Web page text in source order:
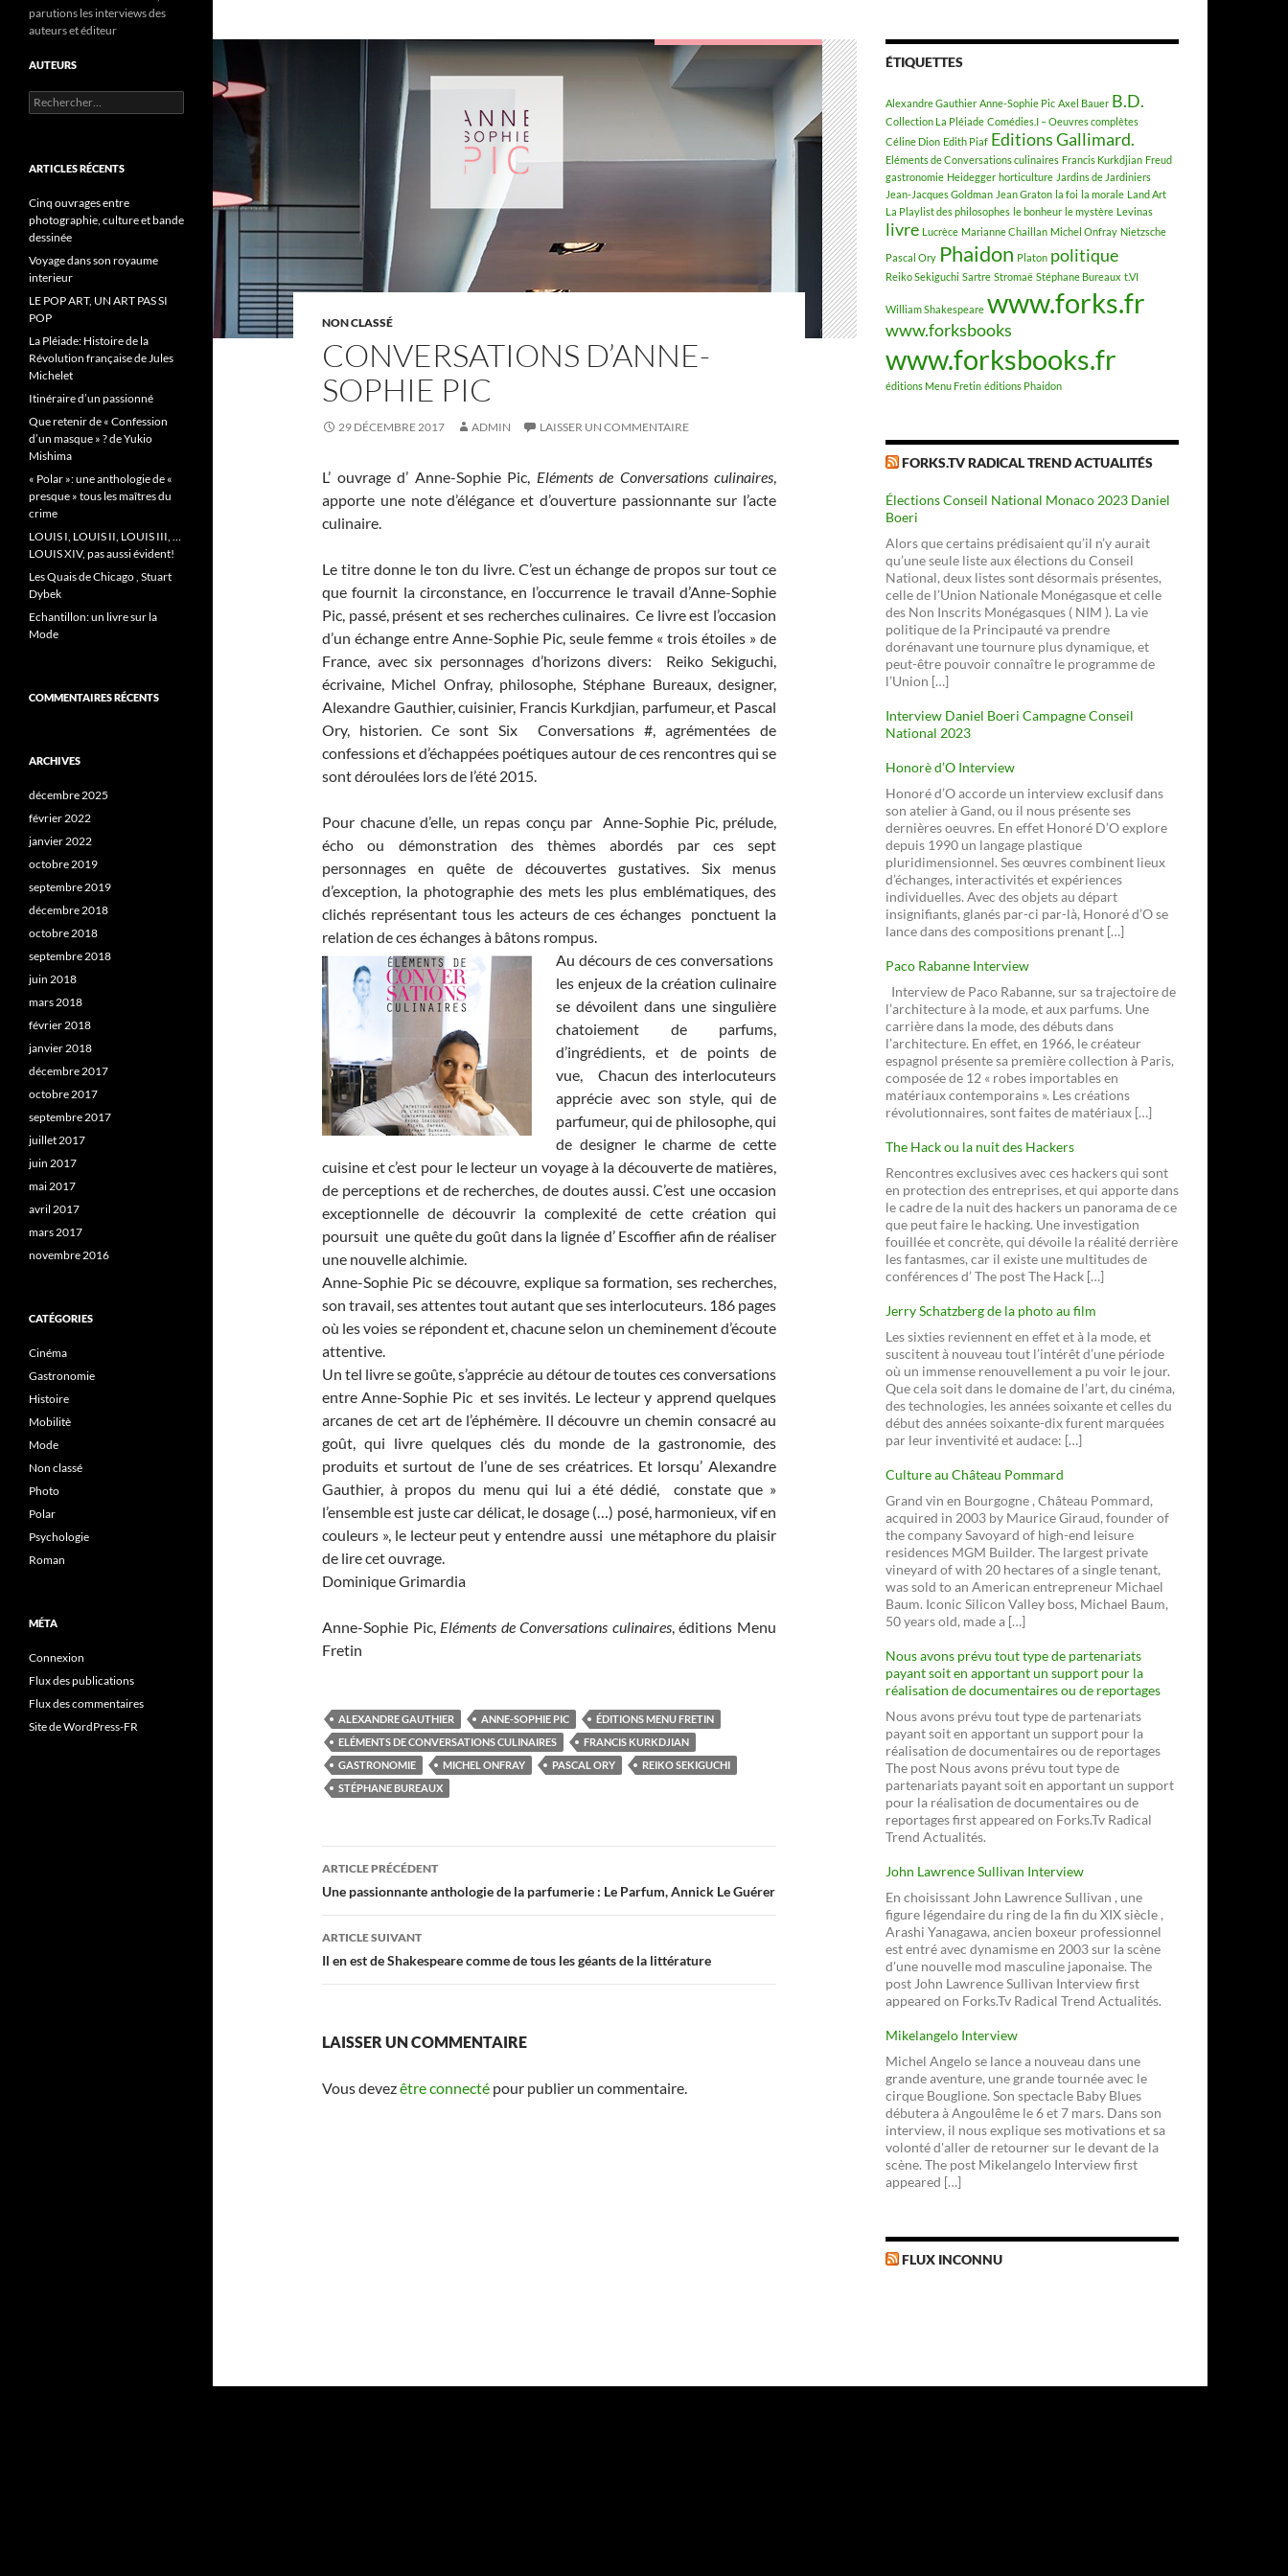
NON CLASSÉ
CONVERSATIONS D’ANNE-
SOPHIE PIC
29 DÉCEMBRE 2017 ADMIN LAISSER UN COMMENTAIRE
L’ ouvrage d’ Anne-Sophie Pic, Eléments de Conversations culinaires,
apporte une note d’élégance et d’ouverture passionnante sur l’acte
culinaire.
Le titre donne le ton du livre. C’est un échange de propos sur tout ce
que fournit la circonstance, en l’occurrence le travail d’Anne-Sophie
Pic, passé, présent et ses recherches culinaires. Ce livre est l’occasion
d’un échange entre Anne-Sophie Pic, seule femme « trois étoiles » de
France, avec six personnages d’horizons divers: Reiko Sekiguchi,
écrivaine, Michel Onfray, philosophe, Stéphane Bureaux, designer,
Alexandre Gauthier, cuisinier, Francis Kurkdjian, parfumeur, et Pascal
Ory, historien. Ce sont Six Conversations #, agrémentées de
confessions et d’échappées poétiques autour de ces rencontres qui se
sont déroulées lors de l’été 2015.
Pour chacune d’elle, un repas conçu par Anne-Sophie Pic, prélude,
écho ou démonstration des thèmes abordés par ces sept
personnages en quête de découvertes gustatives. Six menus
d’exception, la photographie des mets les plus emblématiques, des
clichés représentant tous les acteurs de ces échanges ponctuent la
relation de ces échanges à bâtons rompus.
Au décours de ces conversations
les enjeux de la création culinaire
se dévoilent dans une singulière
chatoiement de parfums,
d’ingrédients, et de points de
vue, Chacun des interlocuteurs
apprécie avec son style, qui de
parfumeur, qui de philosophe, qui
de designer le charme de cette
cuisine et c’est pour le lecteur un voyage à la découverte de matières,
de perceptions et de recherches, de doutes aussi. C’est une occasion
exceptionnelle de découvrir la complexité de cette création qui
poursuit une quête du goût dans la lignée d’ Escoffier afin de réaliser
une nouvelle alchimie.
Anne-Sophie Pic se découvre, explique sa formation, ses recherches,
son travail, ses attentes tout autant que ses interlocuteurs. 186 pages
où les voies se répondent et, chacune selon un cheminement d’écoute
attentive.
Un tel livre se goûte, s’apprécie au détour de toutes ces conversations
entre Anne-Sophie Pic et ses invités. Le lecteur y apprend quelques
arcanes de cet art de l’éphémère. Il découvre un chemin consacré au
goût, qui livre quelques clés du monde de la gastronomie, des
produits et surtout de l’une de ses créatrices. Et lorsqu’ Alexandre
Gauthier, à propos du menu qui lui a été dédié, constate que »
l’ensemble est juste car délicat, le dosage (…) posé, harmonieux, vif en
couleurs », le lecteur peut y entendre aussi une métaphore du plaisir
de lire cet ouvrage.
Dominique Grimardia
Anne-Sophie Pic, Eléments de Conversations culinaires, éditions Menu
Fretin
ALEXANDRE GAUTHIER ANNE-SOPHIE PIC
ÉDITIONS MENU FRETIN
ELÉMENTS DE CONVERSATIONS CULINAIRES
FRANCIS KURKDJIAN
GASTRONOMIE
MICHEL ONFRAY PASCAL ORY
REIKO SEKIGUCHI
STÉPHANE BUREAUX
Navigation
des
articles
ARTICLE PRÉCÉDENT
Une passionnante anthologie de la parfumerie : Le Parfum, Annick Le Guérer
ARTICLE SUIVANT
Il en est de Shakespeare comme de tous les géants de la littérature
LAISSER UN COMMENTAIRE
Vous devezêtre connecté pour publier un commentaire.
ÉTIQUETTES
Alexandre Gauthier Anne-Sophie Pic Axel Bauer B.D.
Collection La Pléiade Comédies.I – Oeuvres complètes
Céline Dion Edith Piaf Editions Gallimard.
Eléments de Conversations culinaires Francis Kurkdjian Freud
gastronomie Heidegger horticulture Jardins de Jardiniers
Jean-Jacques Goldman Jean Graton la foi la morale Land Art
La Playlist des philosophes le bonheur le mystère Levinas
livre Lucrèce Marianne Chaillan Michel Onfray Nietzsche
Pascal Ory Phaidon Platon politique
Reiko Sekiguchi Sartre Stromaë Stéphane Bureaux t.VI
William Shakespeare www.forks.fr
www.forksbooks
www.forksbooks.fr
éditions Menu Fretin éditions Phaidon
FORKS.TV RADICAL TREND ACTUALITÉS
Élections Conseil National Monaco 2023 Daniel
Boeri
Alors que certains prédisaient qu’il n’y aurait
qu’une seule liste aux élections du Conseil
National, deux listes sont désormais présentes,
celle de l’Union Nationale Monégasque et celle
des Non Inscrits Monégasques ( NIM ). La vie
politique de la Principauté va prendre
dorénavant une tournure plus dynamique, et
peut-être pouvoir connaître le programme de
l’Union […]
Interview Daniel Boeri Campagne Conseil
National 2023
Honorè d’O Interview
Honoré d’O accorde un interview exclusif dans
son atelier à Gand, ou il nous présente ses
dernières oeuvres. En effet Honoré D’O explore
depuis 1990 un langage plastique
pluridimensionnel. Ses œuvres combinent lieux
d’échanges, interactivités et expériences
individuelles. Avec des objets au départ
insignifiants, glanés par-ci par-là, Honoré d’O se
lance dans des compositions prenant […]
Paco Rabanne Interview
Interview de Paco Rabanne, sur sa trajectoire de
l’architecture à la mode, et aux parfums. Une
carrière dans la mode, des débuts dans
l’architecture. En effet, en 1966, le créateur
espagnol présente sa première collection à Paris,
composée de 12 « robes importables en
matériaux contemporains ». Les créations
révolutionnaires, sont faites de matériaux […]
The Hack ou la nuit des Hackers
Rencontres exclusives avec ces hackers qui sont
en protection des entreprises, et qui apporte dans
le cadre de la nuit des hackers un panorama de ce
que peut faire le hacking. Une investigation
fouillée et concrète, qui dévoile la réalité derrière
les fantasmes, car il existe une multitudes de
conférences d’ The post The Hack […]
Jerry Schatzberg de la photo au film
Les sixties reviennent en effet et à la mode, et
suscitent à nouveau tout l’intérêt d’une période
où un immense renouvellement a pu voir le jour.
Que cela soit dans le domaine de l’art, du cinéma,
des technologies, les années soixante et celles du
début des années soixante-dix furent marquées
par leur inventivité et audace: […]
Culture au Château Pommard
Grand vin en Bourgogne , Château Pommard,
acquired in 2003 by Maurice Giraud, founder of
the company Savoyard of high-end leisure
residences MGM Builder. The largest private
vineyard of with 20 hectares of a single tenant,
was sold to an American entrepreneur Michael
Baum. Iconic Silicon Valley boss, Michael Baum,
50 years old, made a […]
Nous avons prévu tout type de partenariats
payant soit en apportant un support pour la
réalisation de documentaires ou de reportages
Nous avons prévu tout type de partenariats
payant soit en apportant un support pour la
réalisation de documentaires ou de reportages
The post Nous avons prévu tout type de
partenariats payant soit en apportant un support
pour la réalisation de documentaires ou de
reportages first appeared on Forks.Tv Radical
Trend Actualités.
John Lawrence Sullivan Interview
En choisissant John Lawrence Sullivan , une
figure légendaire du ring de la fin du XIX siècle ,
Arashi Yanagawa, ancien boxeur professionnel
est entré avec dynamisme en 2003 sur la scène
d'une nouvelle mod masculine japonaise. The
post John Lawrence Sullivan Interview first
appeared on Forks.Tv Radical Trend Actualités.
Mikelangelo Interview
Michel Angelo se lance a nouveau dans une
grande aventure, une grande tournée avec le
cirque Bouglione. Son spectacle Baby Blues
débutera à Angoulême le 6 et 7 mars. Dans son
interview, il nous explique ses motivations et sa
volonté d'aller de retourner sur le devant de la
scène. The post Mikelangelo Interview first
appeared […]
FLUX INCONNU
parutions les interviews des
auteurs et éditeur
AUTEURS
R
e
e
c
h
e
r
ARTICLES RÉCENTS
Cinq ouvrages entre
photographie, culture et bande
dessinée
Voyage dans son royaume
interieur
LE POP ART, UN ART PAS SI
POP
La Pléiade: Histoire de la
Révolution française de Jules
Michelet
Itinéraire d’un passionné
Que retenir de « Confession
d’un masque » ? de Yukio
Mishima
« Polar »: une anthologie de «
presque » tous les maîtres du
crime
LOUIS I, LOUIS II, LOUIS III, …
LOUIS XIV, pas aussi évident!
Les Quais de Chicago , Stuart
Dybek
Echantillon: un livre sur la
Mode
COMMENTAIRES RÉCENTS
ARCHIVES
décembre 2025
février 2022
janvier 2022
octobre 2019
septembre 2019
décembre 2018
octobre 2018
septembre 2018
juin 2018
mars 2018
février 2018
janvier 2018
décembre 2017
octobre 2017
septembre 2017
juillet 2017
juin 2017
mai 2017
avril 2017
mars 2017
novembre 2016
CATÉGORIES
Cinéma
Gastronomie
Histoire
Mobilitè
Mode
Non classé
Photo
Polar
Psychologie
Roman
MÉTA
Connexion
Flux des publications
Flux des commentaires
Site de WordPress-FR